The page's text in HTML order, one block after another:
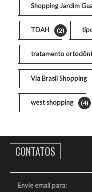
Shopping Jardim
TDAH (2)
tratamento
Via Brasil Shopping
west shopping (4)
CONTATOS
Envie email para: